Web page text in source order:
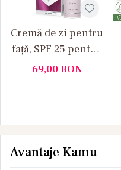
Cremă de zi pentru
față, SPF 25 pentru
pielea cu rozacee
69,00RON
Avantaje Kamu